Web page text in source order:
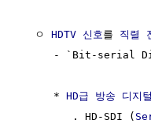
  ㅇ
HDTV 신호를 직렬
- `Bit-serial
     *
HD급 방송 디지
        . HD-SDI (